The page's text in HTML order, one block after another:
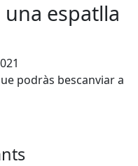
espatlla
podràs bescanviar a